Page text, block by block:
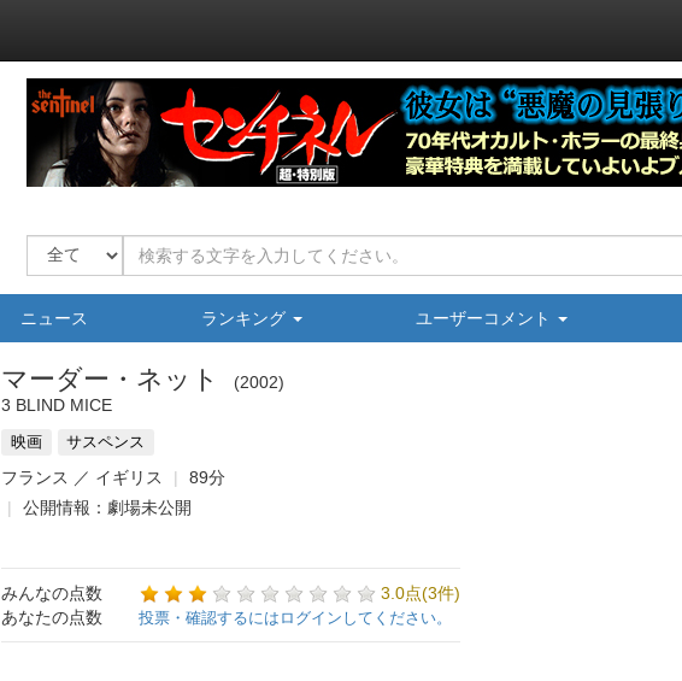
ニュース ランキング ユーザーコメント
マーダー・ネット
2002
3 BLIND MICE
映画 サスペンス
フランス ／ イギリス
89分
公開情報：劇場未公開
みんなの点数
3.0点(3件)
あなたの点数
投票・確認するにはログインしてください。